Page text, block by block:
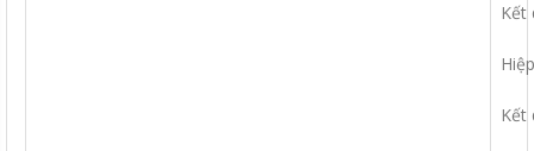
Kết
Kết